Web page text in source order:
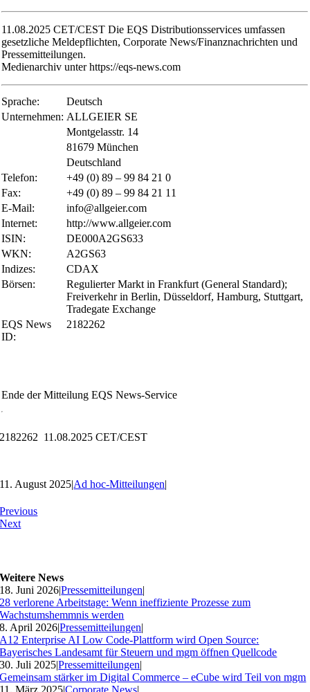
11.08.2025 CET/CEST Die EQS Distributionsservices umfassen
gesetzliche Meldepflichten, Corporate News/Finanznachrichten und
Pressemitteilungen.
Medienarchiv unter https://eqs-news.com
Sprache:
Deutsch
Unternehmen: ALLGEIER SE
Montgelasstr. 14
81679 München
Deutschland
Telefon:
+49 (0) 89 – 99 84 21 0
Fax:
+49 (0) 89 – 99 84 21 11
E-Mail:
info@allgeier.com
Internet:
http://www.allgeier.com
ISIN:
DE000A2GS633
WKN:
A2GS63
Indizes:
CDAX
Börsen:
Regulierter Markt in Frankfurt (General Standard);
Freiverkehr in Berlin, Düsseldorf, Hamburg, Stuttgart,
Tradegate Exchange
EQS News
ID:
2182262
Ende der Mitteilung EQS News-Service
2182262 11.08.2025 CET/CEST
11. August 2025|Ad hoc-Mitteilungen|
Previous
Next
Weitere News
18. Juni 2026|Pressemitteilungen|
28 verlorene Arbeitstage: Wenn ineffiziente Prozesse zum
Wachstumshemmnis werden
8. April 2026|Pressemitteilungen|
A12 Enterprise AI Low Code-Plattform wird Open Source:
Bayerisches Landesamt für Steuern und mgm öffnen Quellcode
30. Juli 2025|Pressemitteilungen|
Gemeinsam stärker im Digital Commerce – eCube wird Teil von mgm
11. März 2025|Corporate News|